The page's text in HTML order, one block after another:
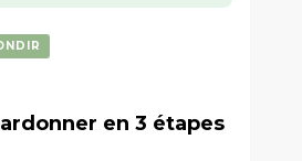
en 3 étapes